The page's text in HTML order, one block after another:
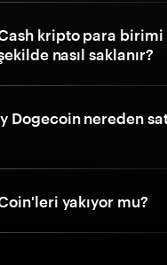
kripto para birimi
nasıl saklanır?
Dogecoin nereden
yakıyor mu?